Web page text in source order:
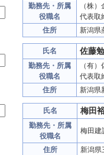
勤務先・所属
役職名
（株
代表取
住所
新潟
氏名 佐藤勉
勤務先・所属
役職名
（有
代表取
住所
新潟県
氏名 梅田
勤務先・所属
役職名
梅田建
住所 新潟